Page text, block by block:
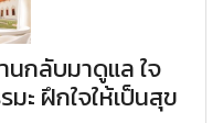
กลับมาดูแล ใจ
ะ ฝึกใจให้เป็นสุข